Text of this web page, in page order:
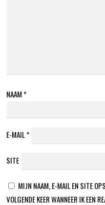
NAAM *
E-MAIL*
SITE
MIJN NAAM, E-MAIL EN SITE
VOLGENDE KEER WANNEER IK EEN